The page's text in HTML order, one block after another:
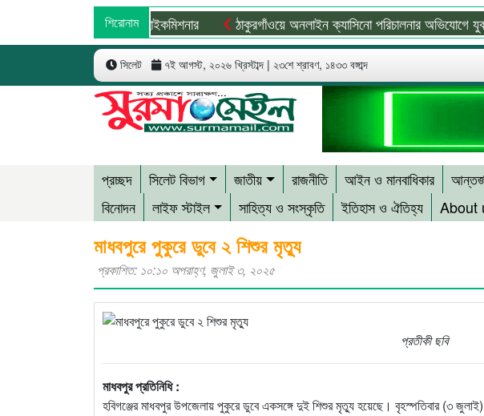
শিরোনাম
ভর্তি পাকিস্তান হাইকমিশনার ঠাকুরগাঁওয়ে অনলাইন ক্যাসিনো পরিচালনার অভিযোগে যুবক
সিলেট ৭ই আগস্ট, ২০২৬ খ্রিস্টাব্দ | ২৩শে শ্রাবণ, ১৪৩৩ বঙ্গাব্দ
প্রচ্ছদ সিলেট বিভাগ জাতীয় রাজনীতি আইন ও মানবাধিকার
বিনোদন
লাইফ স্টাইল সাহিত্য ও সংস্কৃতি ইতিহাস ও ঐতিহ্য About
মাধবপুরে পুকুরে ডুবে ২ শিশুর মৃত্যু
প্রকাশিত: ১০:১০ অপরাহ্ণ, জুলাই ৩, ২০২৫
প্রতীকী ছবি
মাধবপুর প্রতিনিধি :
হবিগঞ্জের মাধবপুর উপজেলায় পুকুরে ডুবে একসঙ্গে দুই শিশুর মৃত্যু হয়েছে। বৃহস্পতিবার (৩